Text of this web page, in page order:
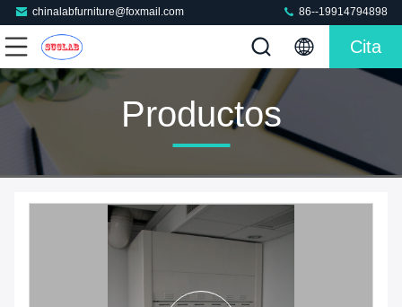
chinalabfurniture@foxmail.com 86--19914794898
Cita
Productos